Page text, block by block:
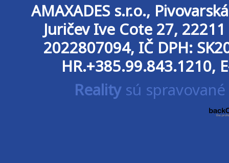
AMAXADES s.r.o.,
Juričev Ive Cote 27,
2022807094, IČ DPH:
HR.+385.99.843.1210,
Realitysú